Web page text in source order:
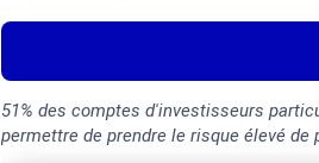
51% des comptes d'investisseurs
permettre de prendre le risque élevé